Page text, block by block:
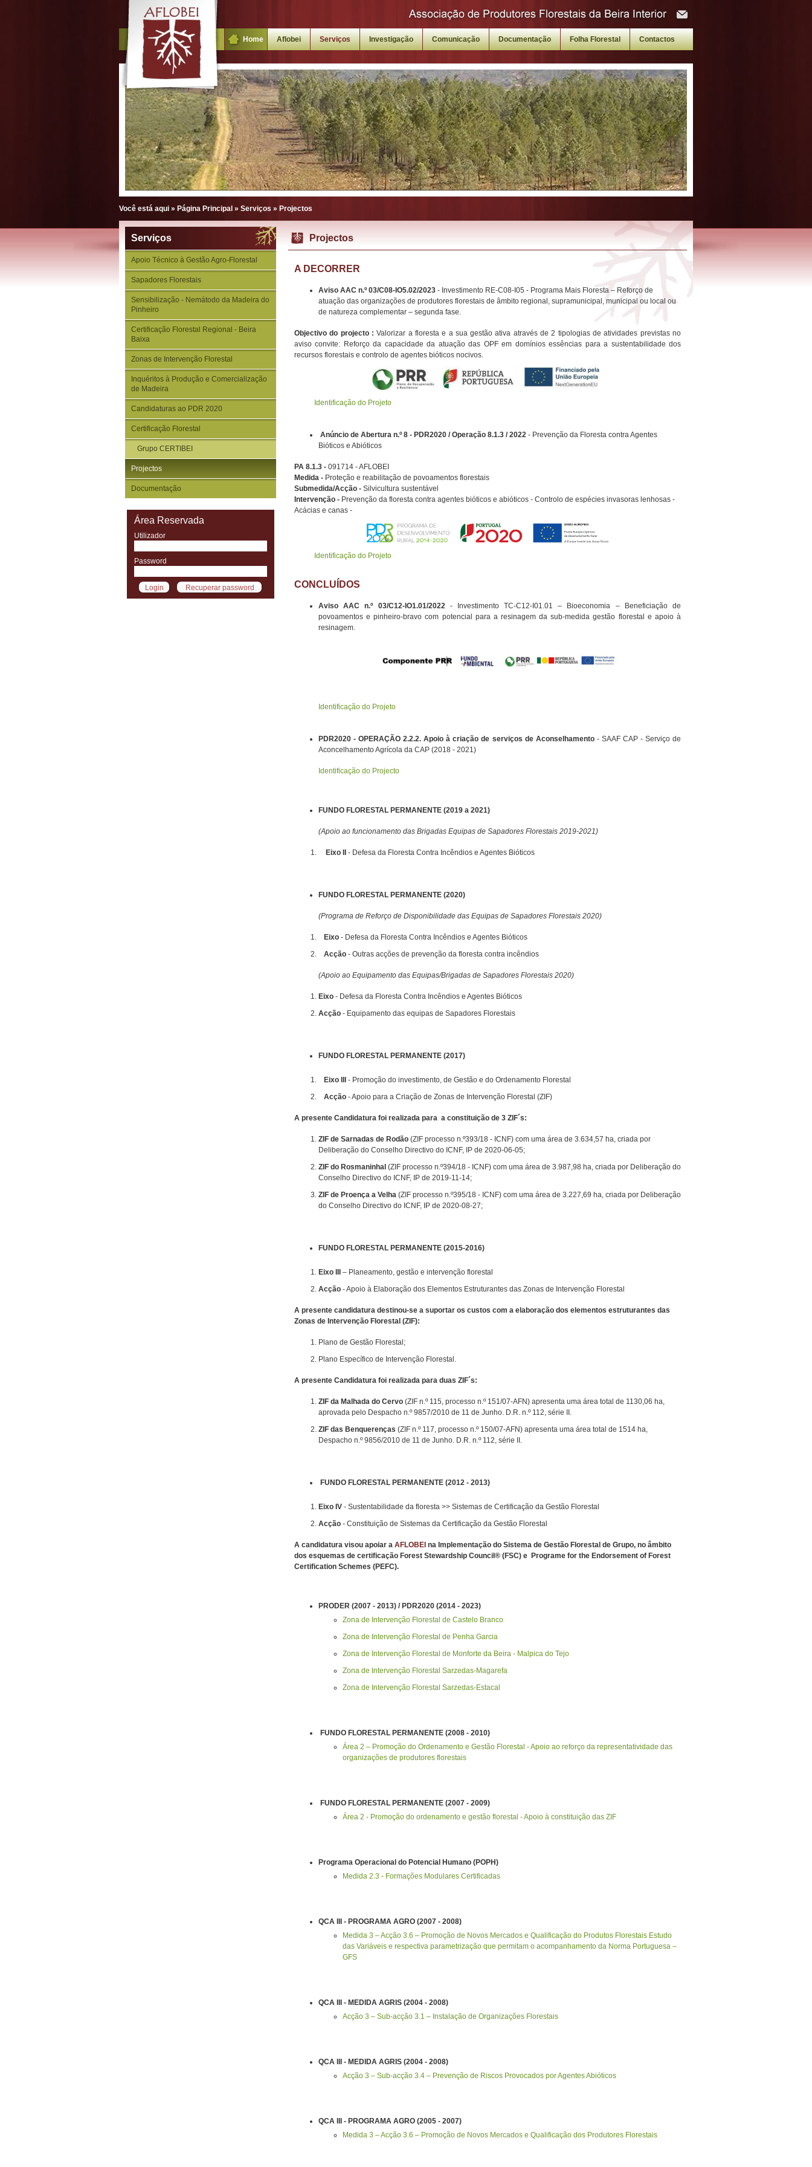
Home Aflobei Serviços Investigação Comunicação Documentação Folha Florestal Contactos
Você está aqui » Página Principal » Serviços » Projectos
Serviços
Apoio Técnico à Gestão Agro-Florestal
Sapadores Florestais
Sensibilização - Nemátodo da Madeira do
Pinheiro
Certificação Florestal Regional - Beira
Baixa
Zonas de Intervenção Florestal
Inquéritos à Produção e Comercialização
de Madeira
Candidaturas ao PDR 2020
Certificação Florestal
Grupo CERTIBEI
Projectos
Documentação
Área Reservada
Utilizador
Password
Projectos
A DECORRER
Aviso AAC n.º 03/C08-IO5.02/2023 - Investimento RE-C08-I05 - Programa Mais Floresta – Reforço de
atuação das organizações de produtores florestais de âmbito regional, supramunicipal, municipal ou local ou
de natureza complementar – segunda fase.
Objectivo do projecto : Valorizar a floresta e a sua gestão ativa através de 2 tipologias de atividades previstas no
aviso convite: Reforço da capacidade da atuação das OPF em domínios essências para a sustentabilidade dos
recursos florestais e controlo de agentes bióticos nocivos.
Identificação do Projeto
Anúncio de Abertura n.º 8 - PDR2020 / Operação 8.1.3 / 2022 - Prevenção da Floresta contra Agentes
Bióticos e Abióticos
PA 8.1.3 - 091714 - AFLOBEI
Medida - Proteção e reabilitação de povoamentos florestais
Submedida/Acção - Silvicultura sustentável
Intervenção - Prevenção da floresta contra agentes bióticos e abióticos - Controlo de espécies invasoras lenhosas -
Acácias e canas -
Identificação do Projeto
CONCLUÍDOS
Aviso AAC n.º 03/C12-IO1.01/2022- Investimento TC-C12-I01.01 – Bioeconomia – Beneficiação de
povoamentos e pinheiro-bravo com potencial para a resinagem da sub-medida gestão florestal e apoio à
resinagem.
Identificação do Projeto
PDR2020 - OPERAÇÃO 2.2.2. Apoio à criação de serviços de Aconselhamento- SAAF CAP - Serviço de
Aconcelhamento Agrícola da CAP (2018 - 2021)
Identificação do Projecto
FUNDO FLORESTAL PERMANENTE (2019 a 2021)
(Apoio ao funcionamento das Brigadas Equipas de Sapadores Florestais 2019-2021)
Eixo II - Defesa da Floresta Contra Incêndios e Agentes Bióticos
FUNDO FLORESTAL PERMANENTE (2020)
(Programa de Reforço de Disponibilidade das Equipas de Sapadores Florestais 2020)
Eixo - Defesa da Floresta Contra Incêndios e Agentes Bióticos
Acção - Outras acções de prevenção da floresta contra incêndios
(Apoio ao Equipamento das Equipas/Brigadas de Sapadores Florestais 2020)
Eixo - Defesa da Floresta Contra Incêndios e Agentes Bióticos
Acção - Equipamento das equipas de Sapadores Florestais
FUNDO FLORESTAL PERMANENTE (2017)
Eixo III
- Promoção do investimento, de Gestão e do Ordenamento Florestal
Acção - Apoio para a Criação de Zonas de Intervenção Florestal (ZIF)
A presente Candidatura foi realizada para a constituição de 3 ZIF´s:
ZIF de Sarnadas de Rodão (ZIF processo n.º393/18 - ICNF) com uma área de 3.634,57 ha, criada por
Deliberação do Conselho Directivo do ICNF, IP de 2020-06-05;
ZIF do Rosmaninhal (ZIF processo n.º394/18 - ICNF) com uma área de 3.987,98 ha, criada por Deliberação do
Conselho Directivo do ICNF, IP de 2019-11-14;
ZIF de Proença a Velha (ZIF processo n.º395/18 - ICNF) com uma área de 3.227,69 ha, criada por Deliberação
do Conselho Directivo do ICNF, IP de 2020-08-27;
FUNDO FLORESTAL PERMANENTE (2015-2016)
Eixo III
– Planeamento, gestão e intervenção florestal
Acção - Apoio à Elaboração dos Elementos Estruturantes das Zonas de Intervenção Florestal
A presente candidatura destinou-se a suportar os custos com a elaboração dos elementos estruturantes das
Zonas de Intervenção Florestal (ZIF):
Plano de Gestão Florestal;
Plano Específico de Intervenção Florestal.
A presente Candidatura foi realizada para duas ZIF´s:
ZIF da Malhada do Cervo (ZIF n.º 115, processo n.º 151/07-AFN) apresenta uma área total de 1130,06 ha,
aprovada pelo Despacho n.º 9857/2010 de 11 de Junho. D.R. n.º 112, série II.
ZIF das Benquerenças (ZIF n.º 117, processo n.º 150/07-AFN) apresenta uma área total de 1514 ha,
Despacho n.º 9856/2010 de 11 de Junho. D.R. n.º 112, série II.
FUNDO FLORESTAL PERMANENTE (2012 - 2013)
Eixo IV - Sustentabilidade da floresta >> Sistemas de Certificação da Gestão Florestal
Acção - Constituição de Sistemas da Certificação da Gestão Florestal
A candidatura visou apoiar a AFLOBEI na Implementação do Sistema de Gestão Florestal de Grupo, no âmbito
dos esquemas de certificação Forest Stewardship Council® (FSC) e Programe for the Endorsement of Forest
Certification Schemes (PEFC).
PRODER (2007 - 2013) / PDR2020 (2014 - 2023)
Zona de Intervenção Florestal de Castelo Branco
Zona de Intervenção Florestal de Penha Garcia
Zona de Intervenção Florestal de Monforte da Beira - Malpica do Tejo
Zona de Intervenção Florestal Sarzedas-Magarefa
Zona de Intervenção Florestal Sarzedas-Estacal
FUNDO FLORESTAL PERMANENTE (2008 - 2010)
Área 2 – Promoção do Ordenamento e Gestão Florestal - Apoio ao reforço da representatividade das
organizações de produtores florestais
FUNDO FLORESTAL PERMANENTE (2007 - 2009)
Área 2 - Promoção do ordenamento e gestão florestal - Apoio à constituição das ZIF
Programa Operacional do Potencial Humano (POPH)
Medida 2.3 - Formações Modulares Certificadas
QCA III - PROGRAMA AGRO (2007 - 2008)
Medida 3 – Acção 3.6 – Promoção de Novos Mercados e Qualificação do Produtos Florestais Estudo
das Variáveis e respectiva parametrização que permitam o acompanhamento da Norma Portuguesa –
GFS
QCA III - MEDIDA AGRIS (2004 - 2008)
Acção 3 – Sub-acção 3.1 – Instalação de Organizações Florestais
QCA III - MEDIDA AGRIS (2004 - 2008)
Acção 3 – Sub-acção 3.4 – Prevenção de Riscos Provocados por Agentes Abióticos
QCA III - PROGRAMA AGRO (2005 - 2007)
Medida 3 – Acção 3.6 – Promoção de Novos Mercados e Qualificação dos Produtores Florestais